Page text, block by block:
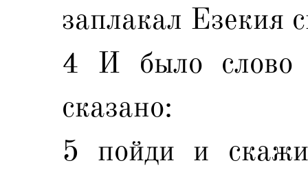
заплакал Езекия
4 И было слово
сказано:
5 пойди и